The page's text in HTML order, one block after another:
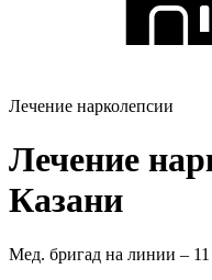
Лечение нарколепсии
Лечение
Казани
Мед. бригад на линии – 11